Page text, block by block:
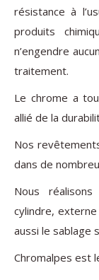
résistance à
produits
n’engendre
traitement.
Le chrome a
allié de la
Nos
dans de
Nous
cylindre,
aussi le sablage
Chromalpes est